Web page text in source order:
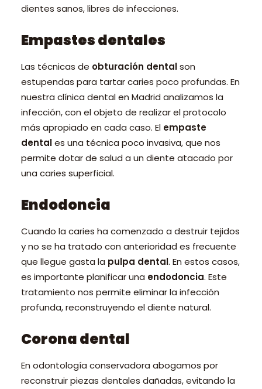
dientes sanos, libres de infecciones.
Empastes dentales
Las técnicas de obturación dentalson
estupendas para tartar caries poco profundas. En
nuestra clínica dental en Madrid analizamos la
infección, con el objeto de realizar el protocolo
más apropiado en cada caso. El empaste
dentales una técnica poco invasiva, que nos
permite dotar de salud a un diente atacado por
una caries superficial.
Endodoncia
Cuando la caries ha comenzado a destruir tejidos
y no se ha tratado con anterioridad es frecuente
que llegue gasta la pulpa dental. En estos casos,
es importante planificar una endodoncia. Este
tratamiento nos permite eliminar la infección
profunda, reconstruyendo el diente natural.
Corona dental
En odontología conservadora abogamos por
reconstruir piezas dentales dañadas, evitando la